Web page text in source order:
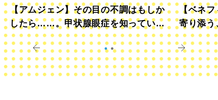
【アムジェン】その目の不調はもしか
したら……。甲状腺眼症を知っていま
すか？
【ベネフ
寄り添う
きに